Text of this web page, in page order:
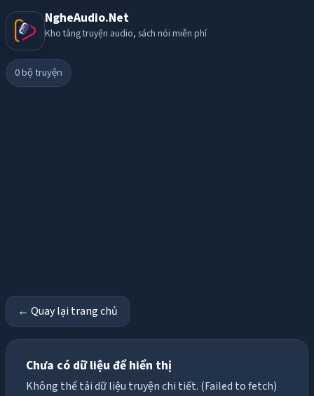
NgheAudio.Net
Kho tàng truyện audio, sách nói miễn phí
0bộ truyện
← Quay lại trang chủ
Chưa có dữ liệu để hiển thị
Không thể tải dữ liệu truyện chi tiết. (Failed to fetch)